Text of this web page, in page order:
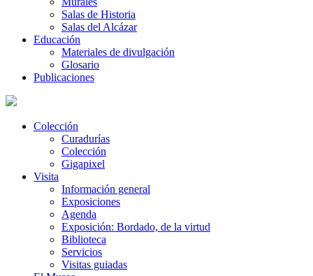
Salas de Historia
Salas del Alcázar
Educación
Materiales de divulgación
Glosario
Publicaciones
Colección
Curadurías
Colección
Gigapixel
Visita
Información general
Exposiciones
Agenda
Exposición: Bordado, de la virtud
Biblioteca
Servicios
Visitas guiadas